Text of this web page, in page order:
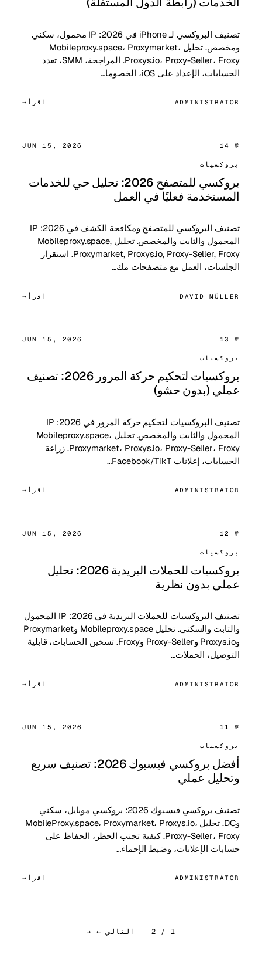
تصنيف البروكسي لـ iPhone في 2026: IP محمول، سكني
ومخصص. تحليل Mobileproxy.space، Proxymarket،
Proxys.io، Proxy-Seller، Froxy. المراجحة، SMM، تعدد
الحسابات، الإعداد على iOS، الخصوما…
ADMINISTRATOR اقرأ
№ 14
JUN 15, 2026
بروكسيات
بروكسي للمتصفح 2026: تحليل حي للخدمات
المستخدمة فعليًا في العمل
تصنيف البروكسي للمتصفح ومكافحة الكشف في 2026: IP
المحمول والثابت والمخصص. تحليل Mobileproxy.space,
Proxymarket, Proxys.io, Proxy-Seller, Froxy. استقرار
الجلسات، العمل مع متصفحات مك…
DAVID MÜLLER اقرأ
№ 13
JUN 15, 2026
بروكسيات
بروكسيات لتحكيم حركة المرور 2026: تصنيف
عملي (بدون حشو)
تصنيف البروكسيات لتحكيم حركة المرور في 2026: IP
المحمول والثابت والمخصص. تحليل Mobileproxy.space،
Proxymarket، Proxys.io، Proxy-Seller، Froxy. زراعة
الحسابات، إعلانات Facebook/TikT…
ADMINISTRATOR اقرأ
№ 12
JUN 15, 2026
بروكسيات
بروكسيات للحملات البريدية 2026: تحليل
عملي بدون نظرية
تصنيف البروكسيات للحملات البريدية في 2026: IP المحمول
والثابت والسكني. تحليل Mobileproxy.space وProxymarket
وProxys.io وProxy-Seller وFroxy. تسخين الحسابات، قابلية
التوصيل، الحملات…
ADMINISTRATOR اقرأ
№ 11
JUN 15, 2026
بروكسيات
أفضل بروكسي فيسبوك 2026: تصنيف سريع
وتحليل عملي
تصنيف بروكسي فيسبوك 2026: بروكسي موبايل، سكني
وDC. تحليل MobileProxy.space، Proxymarket، Proxys.io،
Proxy-Seller، Froxy. كيفية تجنب الحظر، الحفاظ على
حسابات الإعلانات، وضبط الإحماء…
ADMINISTRATOR اقرأ
1 / 2 التالي ← →